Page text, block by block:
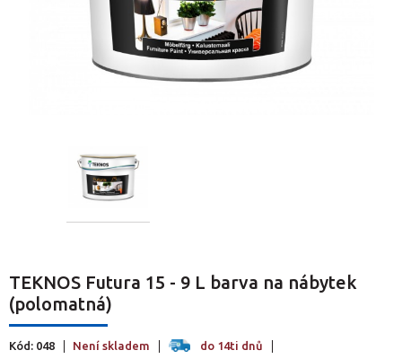
TEKNOS Futura 15 - 9 L barva na nábytek
(polomatná)
Kód: 048 Není skladem do 14ti dnů